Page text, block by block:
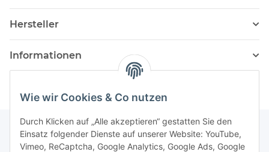
Wie wir Cookies & Co nutzen
Durch Klicken auf „Alle akzeptieren“ gestatten Sie den
Einsatz folgender Dienste auf unserer Website: YouTube,
Vimeo, ReCaptcha, Google Analytics, Google Ads, Google
Hersteller
Informationen